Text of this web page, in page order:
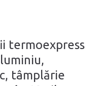
termoexpress
tâmplărie